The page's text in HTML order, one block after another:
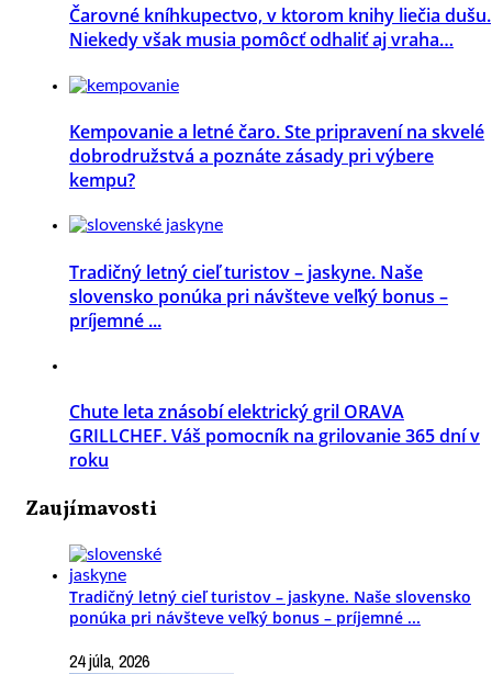
Čarovné kníhkupectvo, v ktorom knihy liečia dušu.
Niekedy však musia pomôcť odhaliť aj vraha…
Kempovanie a letné čaro. Ste pripravení na skvelé
dobrodružstvá a poznáte zásady pri výbere
kempu?
Tradičný letný cieľ turistov – jaskyne. Naše
slovensko ponúka pri návšteve veľký bonus –
príjemné ...
Chute leta znásobí elektrický gril ORAVA
GRILLCHEF. Váš pomocník na grilovanie 365 dní v
roku
Zaujímavosti
Tradičný letný cieľ turistov – jaskyne. Naše slovensko
ponúka pri návšteve veľký bonus – príjemné ...
24 júla, 2026